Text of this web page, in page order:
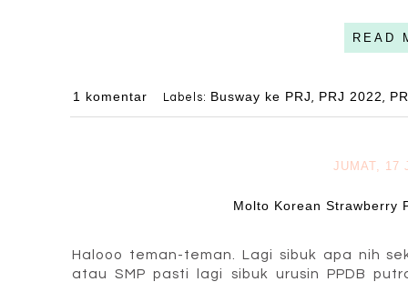
READ
1 komentar Labels: Busway ke PRJ, PRJ 2022,
JUMAT, 17
Molto Korean Strawberry
Halooo teman-teman. Lagi sibuk apa nih
atau SMP pasti lagi sibuk urusin PPDB